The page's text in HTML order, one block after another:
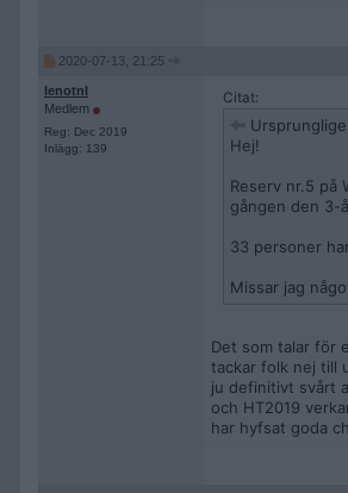
2020-07-13, 21:25
lenotnl
Medlem
Reg: Dec 2019
Inlägg: 139
Citat:
Hej!
Reserv nr.5 på
gången den 3-
33 personer
Missar jag
Det som talar för
tackar folk nej till
ju definitivt svårt
och HT2019
har hyfsat goda